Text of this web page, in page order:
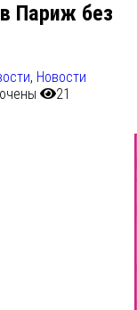
Париж без
, Новости
21